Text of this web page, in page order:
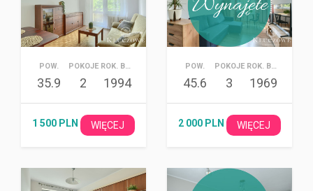
POW.
35.9
POKOJE
2
ROK. BUD.
1994
1 500 PLN WIĘCEJ
POW.
45.6
POKOJE
3
ROK. BUD.
1969
2 000 PLN WIĘCEJ